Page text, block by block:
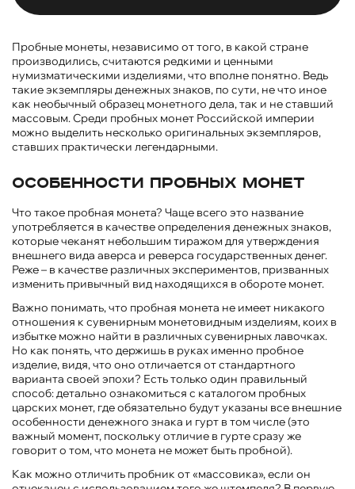
Пробные монеты, независимо от того, в какой стране
производились, считаются редкими и ценными
нумизматическими изделиями, что вполне понятно. Ведь
такие экземпляры денежных знаков, по сути, не что иное
как необычный образец монетного дела, так и не ставший
массовым. Среди пробных монет Российской империи
можно выделить несколько оригинальных экземпляров,
ставших практически легендарными.
Особенности пробных монет
Что такое пробная монета? Чаще всего это название
употребляется в качестве определения денежных знаков,
которые чеканят небольшим тиражом для утверждения
внешнего вида аверса и реверса государственных денег.
Реже – в качестве различных экспериментов, призванных
изменить привычный вид находящихся в обороте монет.
Важно понимать, что пробная монета не имеет никакого
отношения к сувенирным монетовидным изделиям, коих в
избытке можно найти в различных сувенирных лавочках.
Но как понять, что держишь в руках именно пробное
изделие, видя, что оно отличается от стандартного
варианта своей эпохи? Есть только один правильный
способ: детально ознакомиться с каталогом пробных
царских монет, где обязательно будут указаны все внешние
особенности денежного знака и гурт в том числе (это
важный момент, поскольку отличие в гурте сразу же
говорит о том, что монета не может быть пробной).
Как можно отличить пробник от «массовика», если он